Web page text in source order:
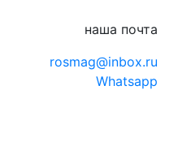
наша почта
rosmag@inbox.ru
Whatsapp